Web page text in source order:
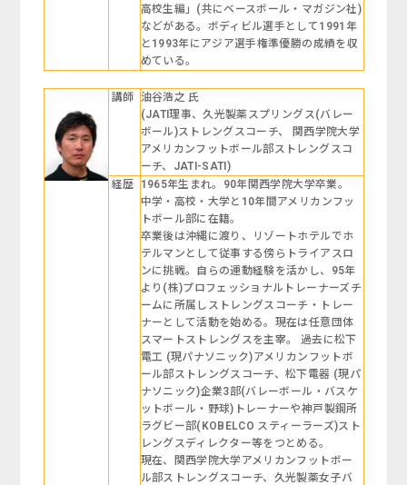
高校生編」(共にベースボール・マガジン社)
などがある。ボディビル選手として1991年
と1993年にアジア選手権準優勝の成績を収
めている。
講師 油谷浩之 氏
(JATI理事、久光製薬スプリングス(バレー
ボール)ストレングスコーチ、 関西学院大学
アメリカンフットボール部ストレングスコ
ーチ、JATI-SATI)
経歴
1965年生まれ。90年関西学院大学卒業。
中学・高校・大学と10年間アメリカンフッ
トボール部に在籍。
卒業後は沖縄に渡り、リゾートホテルでホ
テルマンとして従事する傍らトライアスロ
ンに挑戦。自らの運動経験を活かし、95年
より(株)プロフェッショナルトレーナーズチ
ームに所属しストレングスコーチ・トレー
ナーとして活動を始める。現在は任意団体
スマートストレングスを主宰。 過去に松下
電工 (現パナソニック)アメリカンフットボ
ール部ストレングスコーチ、松下電器 (現パ
ナソニック)企業3部(バレーボール・バスケ
ットボール・野球)トレーナーや神戸製鋼所
ラグビー部(KOBELCO スティーラーズ)スト
レングスディレクター等をつとめる。
現在、関西学院大学アメリカンフットボー
ル部ストレングスコーチ、久光製薬女子バ